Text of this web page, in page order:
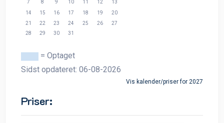
7
8 9 10 11 12
13
14
15 16 17 18 19
20
21
22 23 24 25 26
27
28
29 30 31
= Optaget
Sidst opdateret: 06-08-2026
Vis kalender/priser for 2027
Priser: